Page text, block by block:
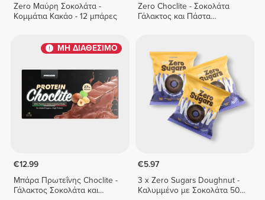
Zero Μαύρη Σοκολάτα -
Κομμάτια Κακάο - 12 μπάρες
Zero Choclite - Σοκολάτα
Γάλακτος και Πάστα
ΜΗ ΔΙΑΘΕΣΙΜΟ
€12.99
Μπάρα Πρωτεΐνης Choclite -
Γάλακτος Σοκολάτα και
€5.97
3 x Zero Sugars Doughnut -
Καλυμμένο με Σοκολάτα 50